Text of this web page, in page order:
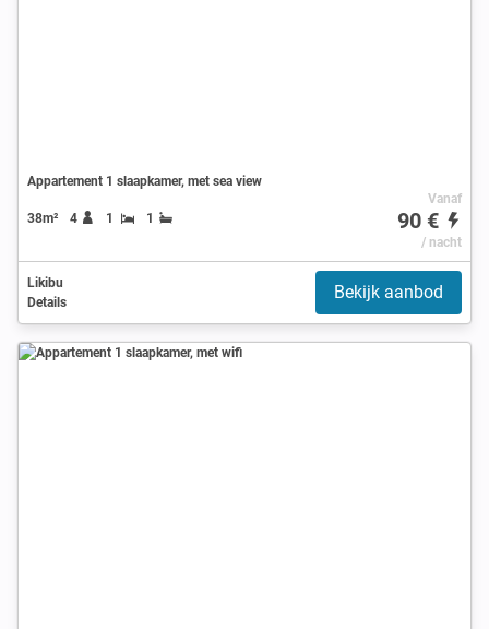
Appartement 1 slaapkamer, met sea view
38m² 4 1 1
Vanaf
90 €
/ nacht
Likibu
Details
Bekijk aanbod